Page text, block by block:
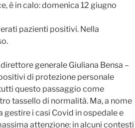
è in calo: domenica 12 giugno
pazienti positivi. Nella
generale Giuliana Bensa –
di protezione personale
questo passaggio come
tassello di normalità. Ma, a nome
i casi Covid in ospedale e
attenzione: in alcuni contesti